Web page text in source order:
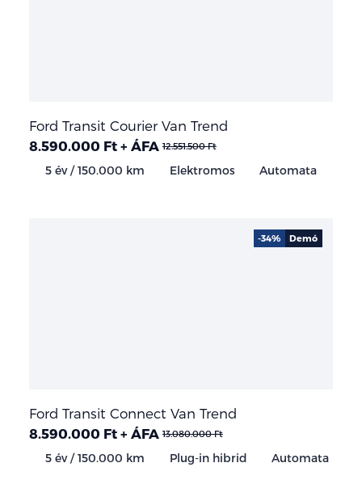
Ford Transit Courier Van Trend
8.590.000 Ft + ÁFA 12.551.500 Ft
5 év / 150.000 km Elektromos Automata
Ford Transit Connect Van Trend
8.590.000 Ft + ÁFA 13.080.000 Ft
5 év / 150.000 km Plug-in hibrid Automata
-34% Demó